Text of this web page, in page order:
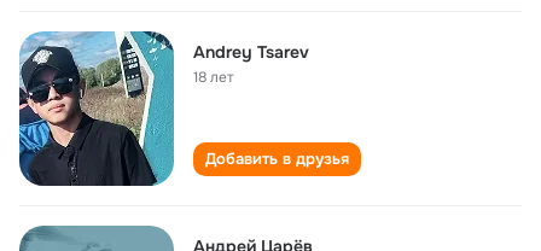
Andrey Tsarev
18 лет
Добавить в друзья
Андрей Царёв